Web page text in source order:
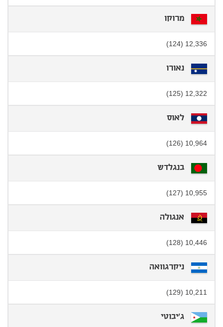
מרוקו
12,336 (124)
נאורו
12,322 (125)
לאוס
10,964 (126)
בנגלדש
10,955 (127)
אנגולה
10,446 (128)
ניקרגוואה
10,211 (129)
ג'יבוטי